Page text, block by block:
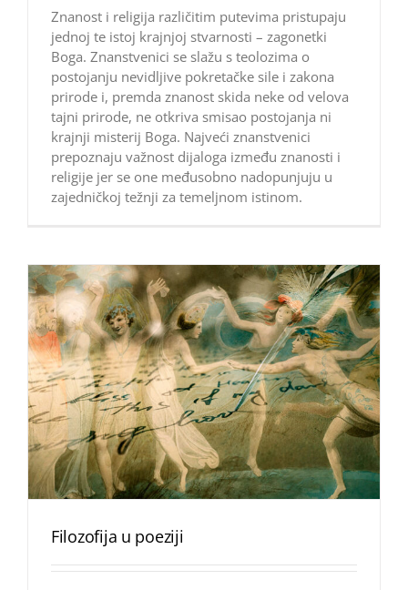
Znanost i religija različitim putevima pristupaju
jednoj te istoj krajnjoj stvarnosti – zagonetki
Boga. Znanstvenici se slažu s teolozima o
postojanju nevidljive pokretačke sile i zakona
prirode i, premda znanost skida neke od velova
tajni prirode, ne otkriva smisao postojanja ni
krajnji misterij Boga. Najveći znanstvenici
prepoznaju važnost dijaloga između znanosti i
religije jer se one međusobno nadopunjuju u
zajedničkoj težnji za temeljnom istinom.
Filozofija u poeziji